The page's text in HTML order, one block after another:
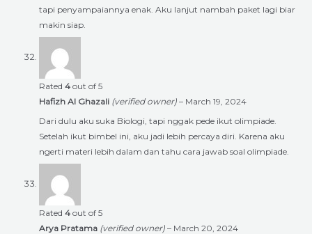
tapi penyampaiannya enak. Aku lanjut nambah paket lagi biar
makin siap.
Rated 4 out of 5
Hafizh Al Ghazali (verified owner) – March 19, 2024
Dari dulu aku suka Biologi, tapi nggak pede ikut olimpiade.
Setelah ikut bimbel ini, aku jadi lebih percaya diri. Karena aku
ngerti materi lebih dalam dan tahu cara jawab soal olimpiade.
Rated 4 out of 5
Arya Pratama (verified owner) – March 20, 2024